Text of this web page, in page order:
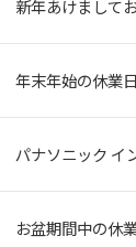
新年あけまして
年末年始の休業
パナソニック イ
お盆期間中の休